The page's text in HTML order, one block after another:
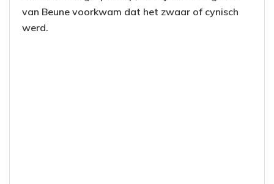
van Beune voorkwam dat het zwaar of cynisch
werd.